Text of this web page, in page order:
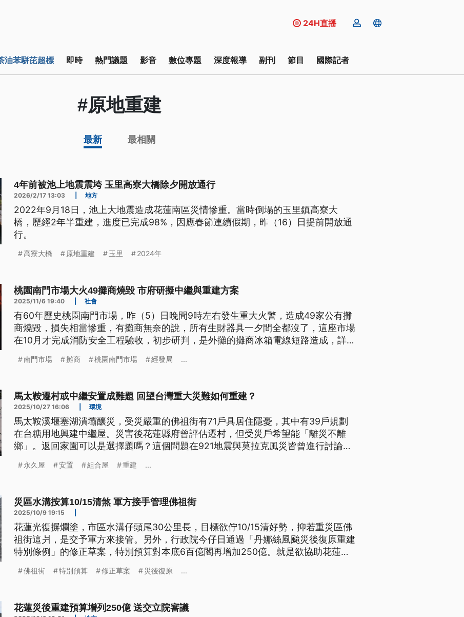
24H直播
油苯駢芘超標 即時 熱門議題 影音 數位專題 深度報導 副刊 節目 國際記者
#原地重建
最新 最相關
4年前被池上地震震垮 玉里高寮大橋除夕開放通行
2026/2/17 13:03 地方
2022年9月18日，池上大地震造成花蓮南區災情慘重。當時倒塌的玉里鎮高寮大
橋，歷經2年半重建，進度已完成98%，因應春節連續假期，昨（16）日提前開放通
行。
高寮大橋 原地重建 玉里 2024年
桃園南門市場大火49攤商燒毀 市府研擬中繼與重建方案
2025/11/6 19:40 社會
有60年歷史桃園南門市場，昨（5）日晚間9時左右發生重大火警，造成49家公有攤
商燒毀，損失相當慘重，有攤商無奈的說，所有生財器具一夕間全都沒了，這座市場
在10月才完成消防安全工程驗收，初步研判，是外攤的攤商冰箱電線短路造成，詳
南門市場 攤商 桃園南門市場 經發局 ...
馬太鞍遷村或中繼安置成難題 回望台灣重大災難如何重建？
2025/10/27 16:06 環境
馬太鞍溪堰塞湖潰壩釀災，受災嚴重的佛祖街有71戶具居住隱憂，其中有39戶規劃
在台糖用地興建中繼屋。災害後花蓮縣府曾評估遷村，但受災戶希望能「離災不離
鄉」。返回家園可以是選擇題嗎？這個問題在921地震與莫拉克風災皆曾進行討論，
置政策，一次看懂災後重建議題。
永久屋 安置 組合屋 重建 ...
災區水溝按算10/15清煞 軍方接手管理佛祖街
2025/10/9 19:15
花蓮光復摒爛塗，市區水溝仔頭尾30公里長，目標欲佇10/15清好勢，抑若重災區佛
祖街這爿，是交予軍方來接管。另外，行政院今仔日通過「丹娜絲風颱災後復原重建
特別條例」的修正草案，特別預算對本底6百億閣再增加250億。就是欲協助花蓮復
具佮水電業者會排代先。（新聞標題、導言為台語文）
佛祖街 特別預算 修正草案 災後復原 ...
花蓮災後重建預算增列250億 送交立院審議